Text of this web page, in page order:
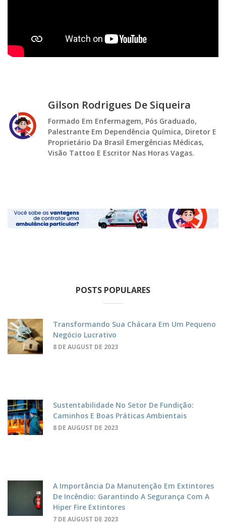
Gilson Rodrigues De Siqueira
Formado Em Enfermagem, Pós Graduado,
Palestrante Em Dependência Química, Diretor E
Proprietário Da Brasil Emergências Médicas,
Visão Tattoo E Escritor Nas Horas Vagas.
POSTS POPULARES
Transformando Sua Chácara Em Um Pequeno
Negócio Lucrativo
8 DE AUGUST DE 2023
Sustentabilidade No Setor De Fundição:
Caminhos E Boas Práticas Ambientais
8 DE AUGUST DE 2023
A Importância Da Manutenção Em Extintores
De Incêndio: Garantindo A Segurança Com A
Hiper Fire Extintores
7 DE AUGUST DE 2023